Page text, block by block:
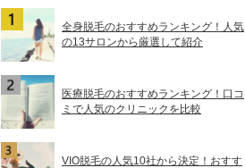
全身脱毛のおすすめランキング！人気
の13サロンから厳選して紹介
医療脱毛のおすすめランキング！口コ
ミで人気のクリニックを比較
VIO脱毛の人気10社から決定！おすす